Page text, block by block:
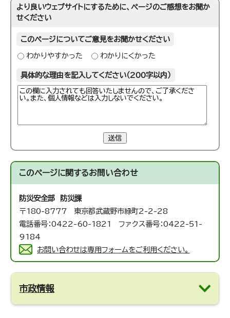
より良いウェブサイトにするために、ページのご感想をお聞か
せください
このページについてご意見をお聞かせください
わかりやすかった わかりにくかった
具体的な理由を記入してください（200字以内）
送信
このページに関するお問い合わせ
防災安全部 防災課
〒180-8777 東京都武蔵野市緑町2-2-28
電話番号：0422-60-1821 ファクス番号：0422-51-
9184
お問い合わせは専用フォームをご利用ください。
市政情報